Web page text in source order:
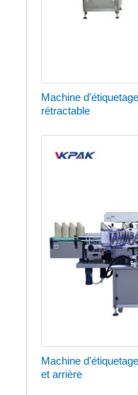
Machine
rétractable
Machine
et arrière